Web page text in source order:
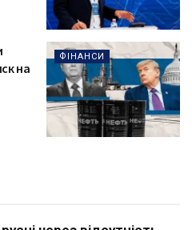
ФІНАНСИ
на